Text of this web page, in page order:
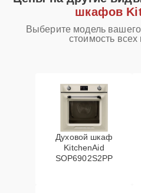
шкафов
Выберите модель вашего
стоимость
Духовой шкаф
KitchenAid
SOP6902S2PP